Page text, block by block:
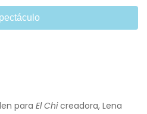
para El Chicreadora, Lena